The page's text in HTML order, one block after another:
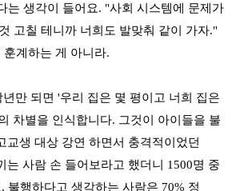
는 생각이 들어요. "사회 시스템에 문제가
고칠 테니까 너희도 발맞춰 같이 가자."
계하는 게 아니라.
년만 되면 '우리 집은 몇 평이고 너희 집은
차별을 인식합니다. 그것이 아이들을 불
교생 대상 강연 하면서 충격적이었던
는 사람 손 들어보라고 했더니 1500명 중
불행하다고 생각하는 사람은 70% 정